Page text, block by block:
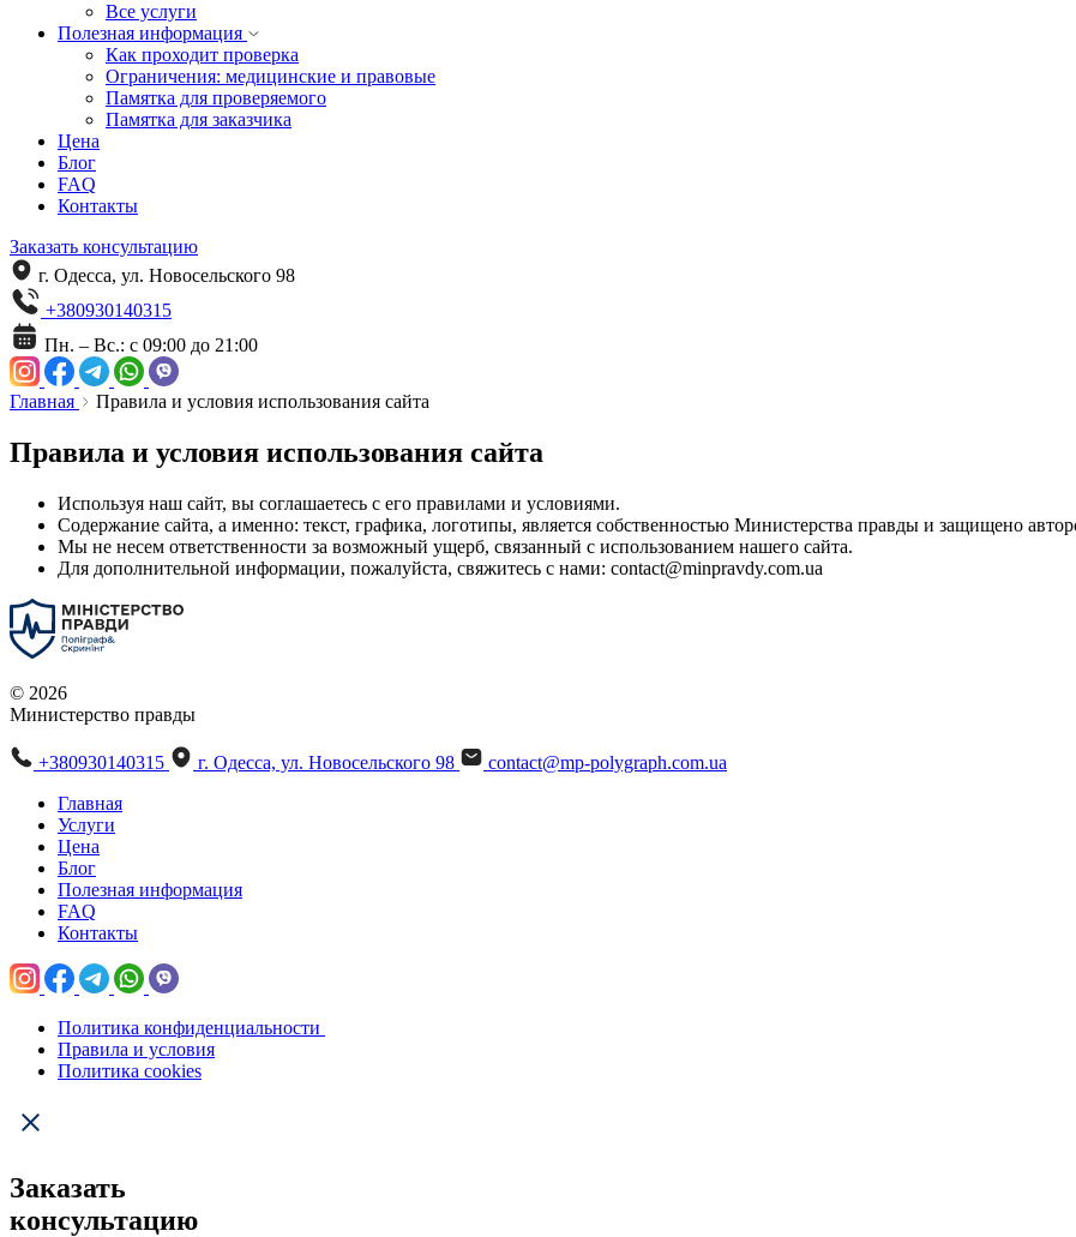
Все услуги
Полезная информация
Как проходит проверка
Ограничения: медицинские и правовые
Памятка для проверяемого
Памятка для заказчика
Цена
Блог
FAQ
Контакты
Заказать консультацию
г. Одесса, ул. Новосельского 98
+380930140315
Пн. – Вс.: с 09:00 до 21:00
Главная Правила и условия использования сайта
Правила и условия использования сайта
Используя наш сайт, вы соглашаетесь с его правилами и условиями.
Содержание сайта, а именно: текст, графика, логотипы, является собственностью Министерства правды и защищено
Мы не несем ответственности за возможный ущерб, связанный с использованием нашего сайта.
Для дополнительной информации, пожалуйста, свяжитесь с нами: contact@minpravdy.com.ua
© 2026
Министерство правды
+380930140315 г. Одесса, ул. Новосельского 98
contact@mp-polygraph.com.ua
Главная
Услуги
Цена
Блог
Полезная информация
FAQ
Контакты
Политика конфиденциальности
Правила и условия
Политика cookies
Заказать
консультацию